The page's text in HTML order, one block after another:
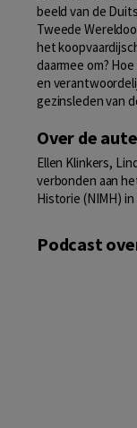
beeld van de
Tweede
het
daarmee om?
en
gezinsleden van
Over de
Ellen Klinkers,
verbonden aan
Historie (NIMH) in
Podcast